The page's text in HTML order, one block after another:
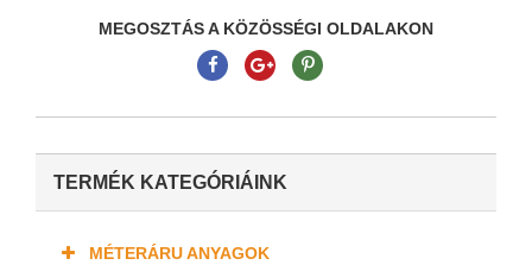
MEGOSZTÁS A KÖZÖSSÉGI OLDALAKON
TERMÉK KATEGÓRIÁINK
MÉTERÁRU ANYAGOK